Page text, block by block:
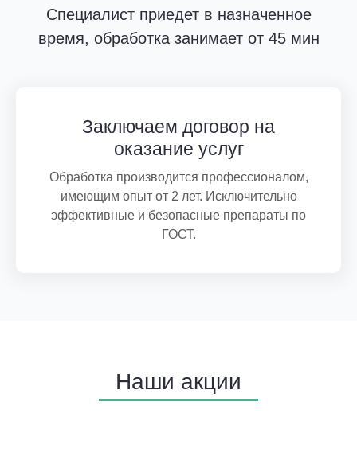
Специалист приедет в назначенное
время, обработка занимает от 45 мин
Заключаем договор на
оказание услуг
Обработка производится профессионалом,
имеющим опыт от 2 лет. Исключительно
эффективные и безопасные препараты по
ГОСТ.
Наши акции